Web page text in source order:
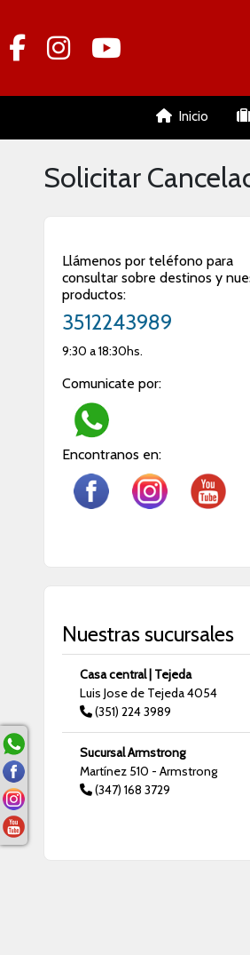
Inicio
Solicitar
Llámenos por teléfono para
consultar sobre destinos y
productos:
3512243989
9:30 a 18:30hs.
Comunicate por:
Encontranos en:
Nuestras sucursales
Casa central | Tejeda
Luis Jose de Tejeda 4054
(351) 224 3989
Sucursal Armstrong
Martínez 510 - Armstrong
(347) 168 3729